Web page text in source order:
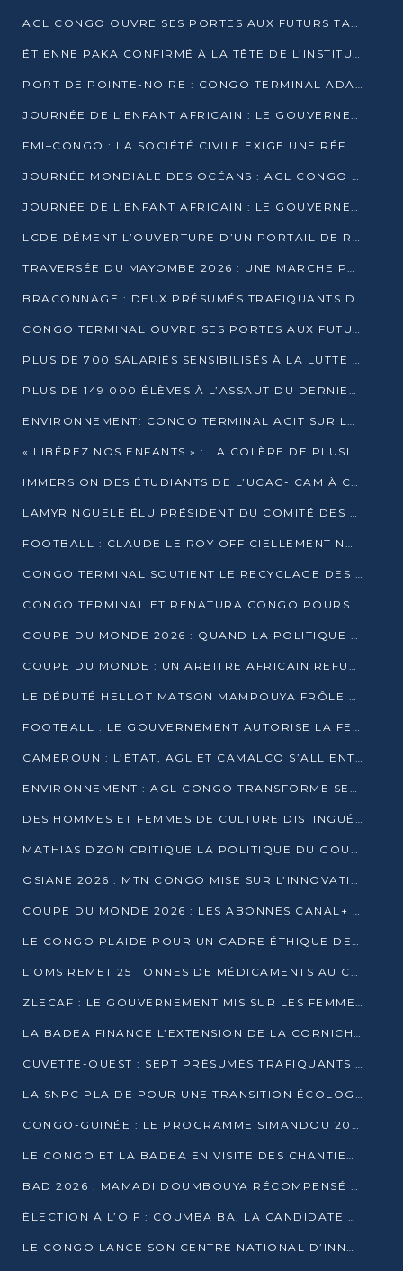
AGL CONGO OUVRE SES PORTES AUX FUTURS TALENTS DE LA LOGISTIQUE
ÉTIENNE PAKA CONFIRMÉ À LA TÊTE DE L’INSTITUT GÉOGRAPHIQUE NATIONAL
PORT DE POINTE-NOIRE : CONGO TERMINAL ADAPTE SON DRAGAGE AUX SABLES BITUMINEUX
JOURNÉE DE L’ENFANT AFRICAIN : LE GOUVERNEMENT RÉAFFIRME SON ENGAGEMENT POUR L’ACCÈS À L’EAU ET À L’ASSAINISSEMENT
FMI–CONGO : LA SOCIÉTÉ CIVILE EXIGE UNE RÉFORME DE LA FISCALITÉ PÉTROLIÈRE
JOURNÉE MONDIALE DES OCÉANS : AGL CONGO MOBILISE SES COLLABORATEURS POUR LA PRÉSERVATION DE LA BIODIVERSITÉ MARINE
JOURNÉE DE L’ENFANT AFRICAIN : LE GOUVERNEMENT MOBILISÉ POUR L’HYGIÈNE DANS LES ORPHELINATS
LCDE DÉMENT L’OUVERTURE D’UN PORTAIL DE RECRUTEMENT ET APPELLE À LA VIGILANCE
TRAVERSÉE DU MAYOMBE 2026 : UNE MARCHE POUR SENSIBILISER ET DÉPISTER AU DIABÈTE
BRACONNAGE : DEUX PRÉSUMÉS TRAFIQUANTS D’HIPPOPOTAME ÉCROUÉS À BRAZZAVILLE
CONGO TERMINAL OUVRE SES PORTES AUX FUTURS INGÉNIEURS DE L’UCAC-ICAM
PLUS DE 700 SALARIÉS SENSIBILISÉS À LA LUTTE CONTRE LA TUBERCULOSE À CONGO TERMINAL
PLUS DE 149 000 ÉLÈVES À L’ASSAUT DU DERNIER CEPE
ENVIRONNEMENT: CONGO TERMINAL AGIT SUR LE TERRAIN ET FORME LES PLUS JEUNES
« LIBÉREZ NOS ENFANTS » : LA COLÈRE DE PLUSIEURS MÈRES À BRAZZAVILLE CONTRE LA DGSP
IMMERSION DES ÉTUDIANTS DE L’UCAC-ICAM À CONGO TERMINAL
LAMYR NGUELE ÉLU PRÉSIDENT DU COMITÉ DES MEMBRES D’HONNEUR DU PCT
FOOTBALL : CLAUDE LE ROY OFFICIELLEMENT NOMMÉ SÉLECTIONNEUR DU CONGO
CONGO TERMINAL SOUTIENT LE RECYCLAGE DES DÉCHETS PLASTIQUES À POINTE-NOIRE
CONGO TERMINAL ET RENATURA CONGO POURSUIVENT LEUR COMBAT POUR LA BIODIVERSITÉ
COUPE DU MONDE 2026 : QUAND LA POLITIQUE MENACE L’UNIVERSALITÉ DU FOOTBALL
COUPE DU MONDE : UN ARBITRE AFRICAIN REFUSÉ À L’ENTRÉE DES ÉTATS-UNIS
LE DÉPUTÉ HELLOT MATSON MAMPOUYA FRÔLE LA MORT LORS D’UNE EMBUSCADE DZNS LE POOL
FOOTBALL : LE GOUVERNEMENT AUTORISE LA FECOFOOT À OCCUPER LES COMPLEXES SPORTIFS
CAMEROUN : L’ÉTAT, AGL ET CAMALCO S’ALLIENT POUR UN MÉGA-PROJET FERROVIAIRE
ENVIRONNEMENT : AGL CONGO TRANSFORME SES DÉCHETS EN OUTILS DE FORMATION
DES HOMMES ET FEMMES DE CULTURE DISTINGUÉS POUR LEUR ENGAGEMENT PAR BANTOU CULTURE
MATHIAS DZON CRITIQUE LA POLITIQUE DU GOUVERNEMENT ET ALERTE SUR LA DETTE DU CONGO
OSIANE 2026 : MTN CONGO MISE SUR L’INNOVATION POUR RELEVER LES DÉFIS AFRICAINS
COUPE DU MONDE 2026 : LES ABONNÉS CANAL+ AU CONGO DÉÇUS À QUELQUES JOURS DU COUP D’ENVOI
LE CONGO PLAIDE POUR UN CADRE ÉTHIQUE DE L’INTELLIGENCE ARTIFICIELLE À DAKAR
L’OMS REMET 25 TONNES DE MÉDICAMENTS AU CONGO POUR RENFORCER LA RIPOSTE AUX ÉPIDÉMIES
ZLECAF : LE GOUVERNEMENT MIS SUR LES FEMMES ENTREPRENEURES
LA BADEA FINANCE L’EXTENSION DE LA CORNICHE SUD DE BRAZZAVILLE
CUVETTE-OUEST : SEPT PRÉSUMÉS TRAFIQUANTS DE FAUNE INTERPELLÉS À EWO ET KELLÉ
LA SNPC PLAIDE POUR UNE TRANSITION ÉCOLOGIQUE PROGRESSIVE
CONGO-GUINÉE : LE PROGRAMME SIMANDOU 2040 AU CŒUR DES ÉCHANGES À LA BAD
LE CONGO ET LA BADEA EN VISITE DES CHANTIERS
BAD 2026 : MAMADI DOUMBOUYA RÉCOMPENSÉ PAR LE TROPHÉE BABACAR NDIAYE À BRAZZAVILLE
ÉLECTION À L’OIF : COUMBA BA, LA CANDIDATE DISCRÈTE QUI BOUSCULE LE JEU DIPLOMATIQUE
LE CONGO LANCE SON CENTRE NATIONAL D’INNOVATION